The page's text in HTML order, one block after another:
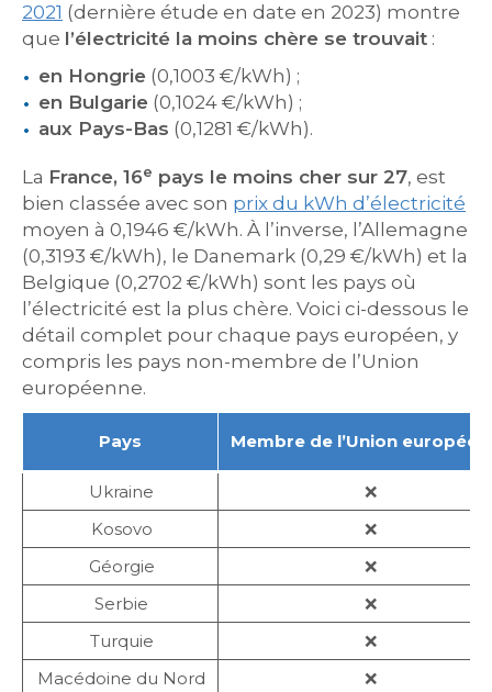
2021 (dernière étude en date en 2023) montre
que l’électricité la moins chère se trouvait :
en Hongrie (0,1003 €/kWh) ;
en Bulgarie (0,1024 €/kWh) ;
aux Pays-Bas (0,1281 €/kWh).
La France, 16e pays le moins cher sur 27, est
bien classée avec son prix du kWh d’électricité
moyen à 0,1946 €/kWh. À l’inverse, l’Allemagne
(0,3193 €/kWh), le Danemark (0,29 €/kWh) et la
Belgique (0,2702 €/kWh) sont les pays où
l’électricité est la plus chère. Voici ci-dessous le
détail complet pour chaque pays européen, y
compris les pays non-membre de l’Union
européenne.
Pays Membre de l’Union
Ukraine
❌
Kosovo
❌
Géorgie
❌
Serbie
❌
Turquie
❌
Macédoine du Nord
❌